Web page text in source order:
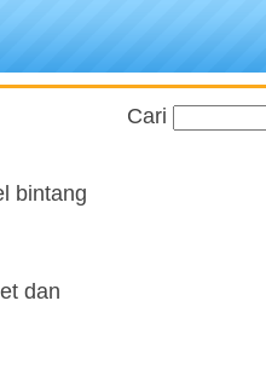
bintang
dan
Cari